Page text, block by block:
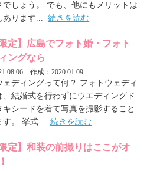
でしょう。 でも、他にもメリットは
あります...続きを読む
限定】広島でフォト婚・フォト
ングなら
作成：2020.01.09
ェディングって何？ フォトウェディ
、結婚式を行わずにウエディングド
キシードを着て写真を撮影すること
す。 挙式...続きを読む
限定】和装の前撮りはここがオ